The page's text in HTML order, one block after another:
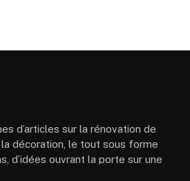
d’articles sur la rénovation de
décoration, le tout sous forme
d’idées ouvrant la porte sur une